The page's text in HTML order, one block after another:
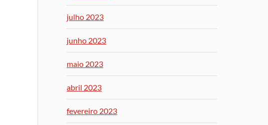
julho 2023
junho 2023
maio 2023
abril 2023
fevereiro 2023